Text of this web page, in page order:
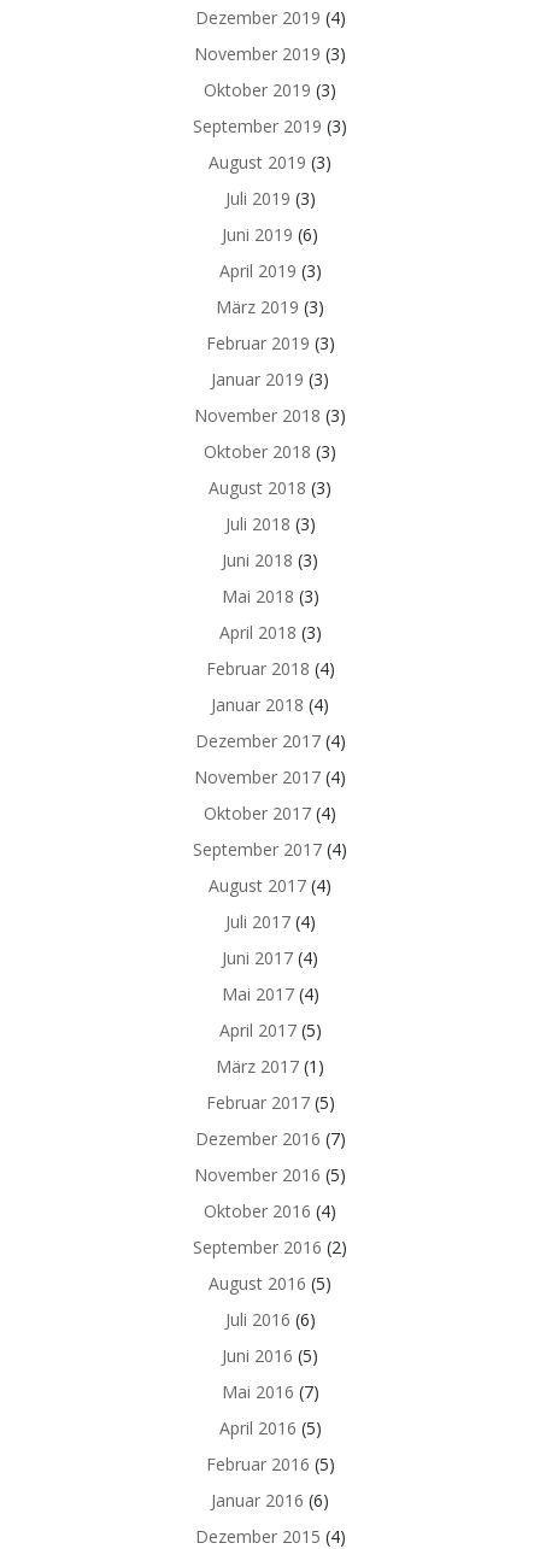
Dezember 2019 (4)
November 2019 (3)
Oktober 2019 (3)
September 2019 (3)
August 2019 (3)
Juli 2019 (3)
Juni 2019 (6)
April 2019 (3)
März 2019 (3)
Februar 2019 (3)
Januar 2019 (3)
November 2018 (3)
Oktober 2018 (3)
August 2018 (3)
Juli 2018 (3)
Juni 2018 (3)
Mai 2018 (3)
April 2018 (3)
Februar 2018 (4)
Januar 2018 (4)
Dezember 2017(4)
November 2017 (4)
Oktober 2017 (4)
September 2017 (4)
August 2017 (4)
Juli 2017(4)
Juni 2017 (4)
Mai 2017(4)
April 2017(5)
März 2017 (1)
Februar 2017(5)
Dezember 2016 (7)
November 2016 (5)
Oktober 2016 (4)
September 2016 (2)
August 2016 (5)
Juli 2016 (6)
Juni 2016 (5)
Mai 2016 (7)
April 2016 (5)
Februar 2016 (5)
Januar 2016 (6)
Dezember 2015 (4)